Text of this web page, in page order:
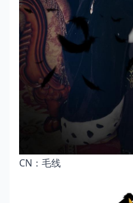
CN：毛线